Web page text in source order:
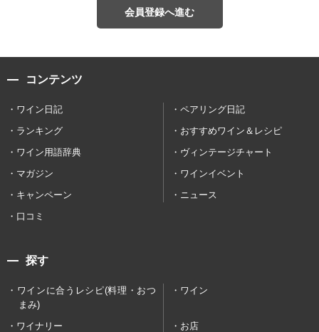
会員登録へ進む
コンテンツ
ワイン日記
ペアリング日記
ランキング
おすすめワイン＆レシピ
ワイン用語辞典
ヴィンテージチャート
マガジン
ワインイベント
キャンペーン
ニュース
口コミ
探す
ワインに合うレシピ(料理・おつ
まみ)
ワイン
ワイナリー お店